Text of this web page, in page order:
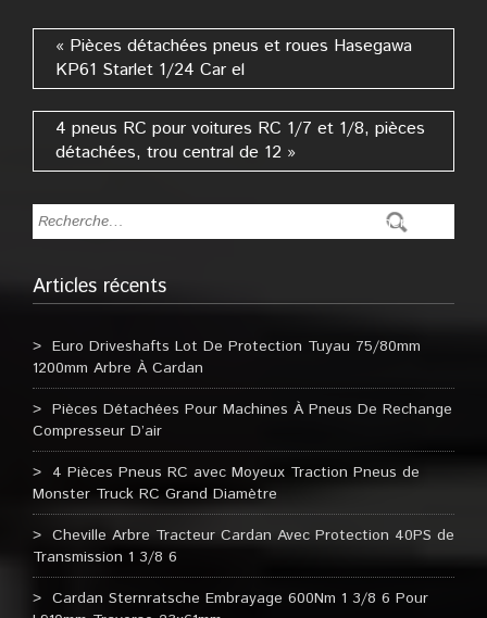
« Pièces détachées pneus et roues Hasegawa
KP61 Starlet 1/24 Car el
4 pneus RC pour voitures RC 1/7 et 1/8, pièces
détachées, trou central de 12 »
Articles récents
Euro Driveshafts Lot De Protection Tuyau 75/80mm
1200mm Arbre À Cardan
Pièces Détachées Pour Machines À Pneus De Rechange
Compresseur D’air
4 Pièces Pneus RC avec Moyeux Traction Pneus de
Monster Truck RC Grand Diamètre
Cheville Arbre Tracteur Cardan Avec Protection 40PS de
Transmission 1 3/8 6
Cardan Sternratsche Embrayage 600Nm 1 3/8 6 Pour